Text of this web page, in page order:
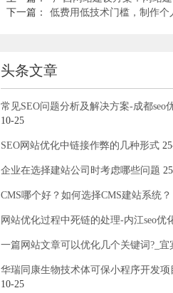
下一篇：
低费用低技术门槛，制作个
头条文章
常见SEO问题分析及解决方案-成都seo
10-25
SEO网站优化中链接作弊的几种形式
企业在选择建站公司时考虑哪些问题
CMS哪个好？如何选择CMS建站系统？
网站优化过程中死链的处理-内江seo优
一篇网站文章可以优化几个关键词?_宜
华瑞同康生物技术体可保小程序开发项
10-25